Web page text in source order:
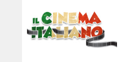
contenuto